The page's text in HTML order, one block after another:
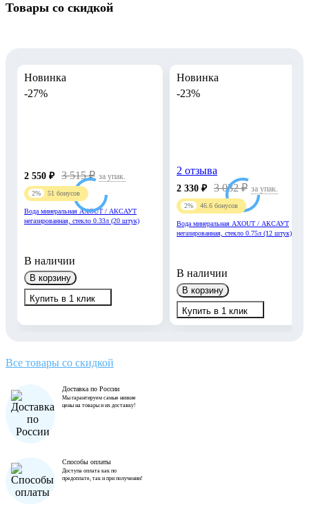
Товары со скидкой
Новинка
-27%
2 550 ₽ 3 515₽ за упак.
2% 51 бонусов
Вода минеральная AXOUT / АКСАУТ
негазированная, стекло 0.33л (20 штук)
В наличии
В корзину
Купить в 1 клик
Новинка
-23%
2 отзыва
2 330₽ 3 032₽ за упак.
2% 46.6 бонусов
Вода минеральная AXOUT / АКСАУТ
негазированная, стекло 0.75л (12 штук)
В наличии
В корзину
Купить в 1 клик
Все товары со скидкой
Доставка по России
Мы гарантируем самые низкие
цены на товары и их доставку!
Способы оплаты
Доступа оплата как по
предоплате, так и при получении!